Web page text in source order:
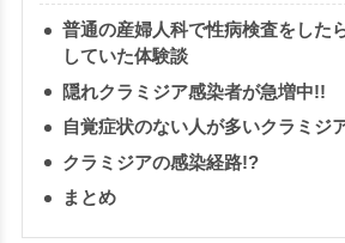
普通の産婦人科で性病検査をした
していた体験談
隠れクラミジア感染者が急増中!!
自覚症状のない人が多いクラミジ
クラミジアの感染経路!?
まとめ